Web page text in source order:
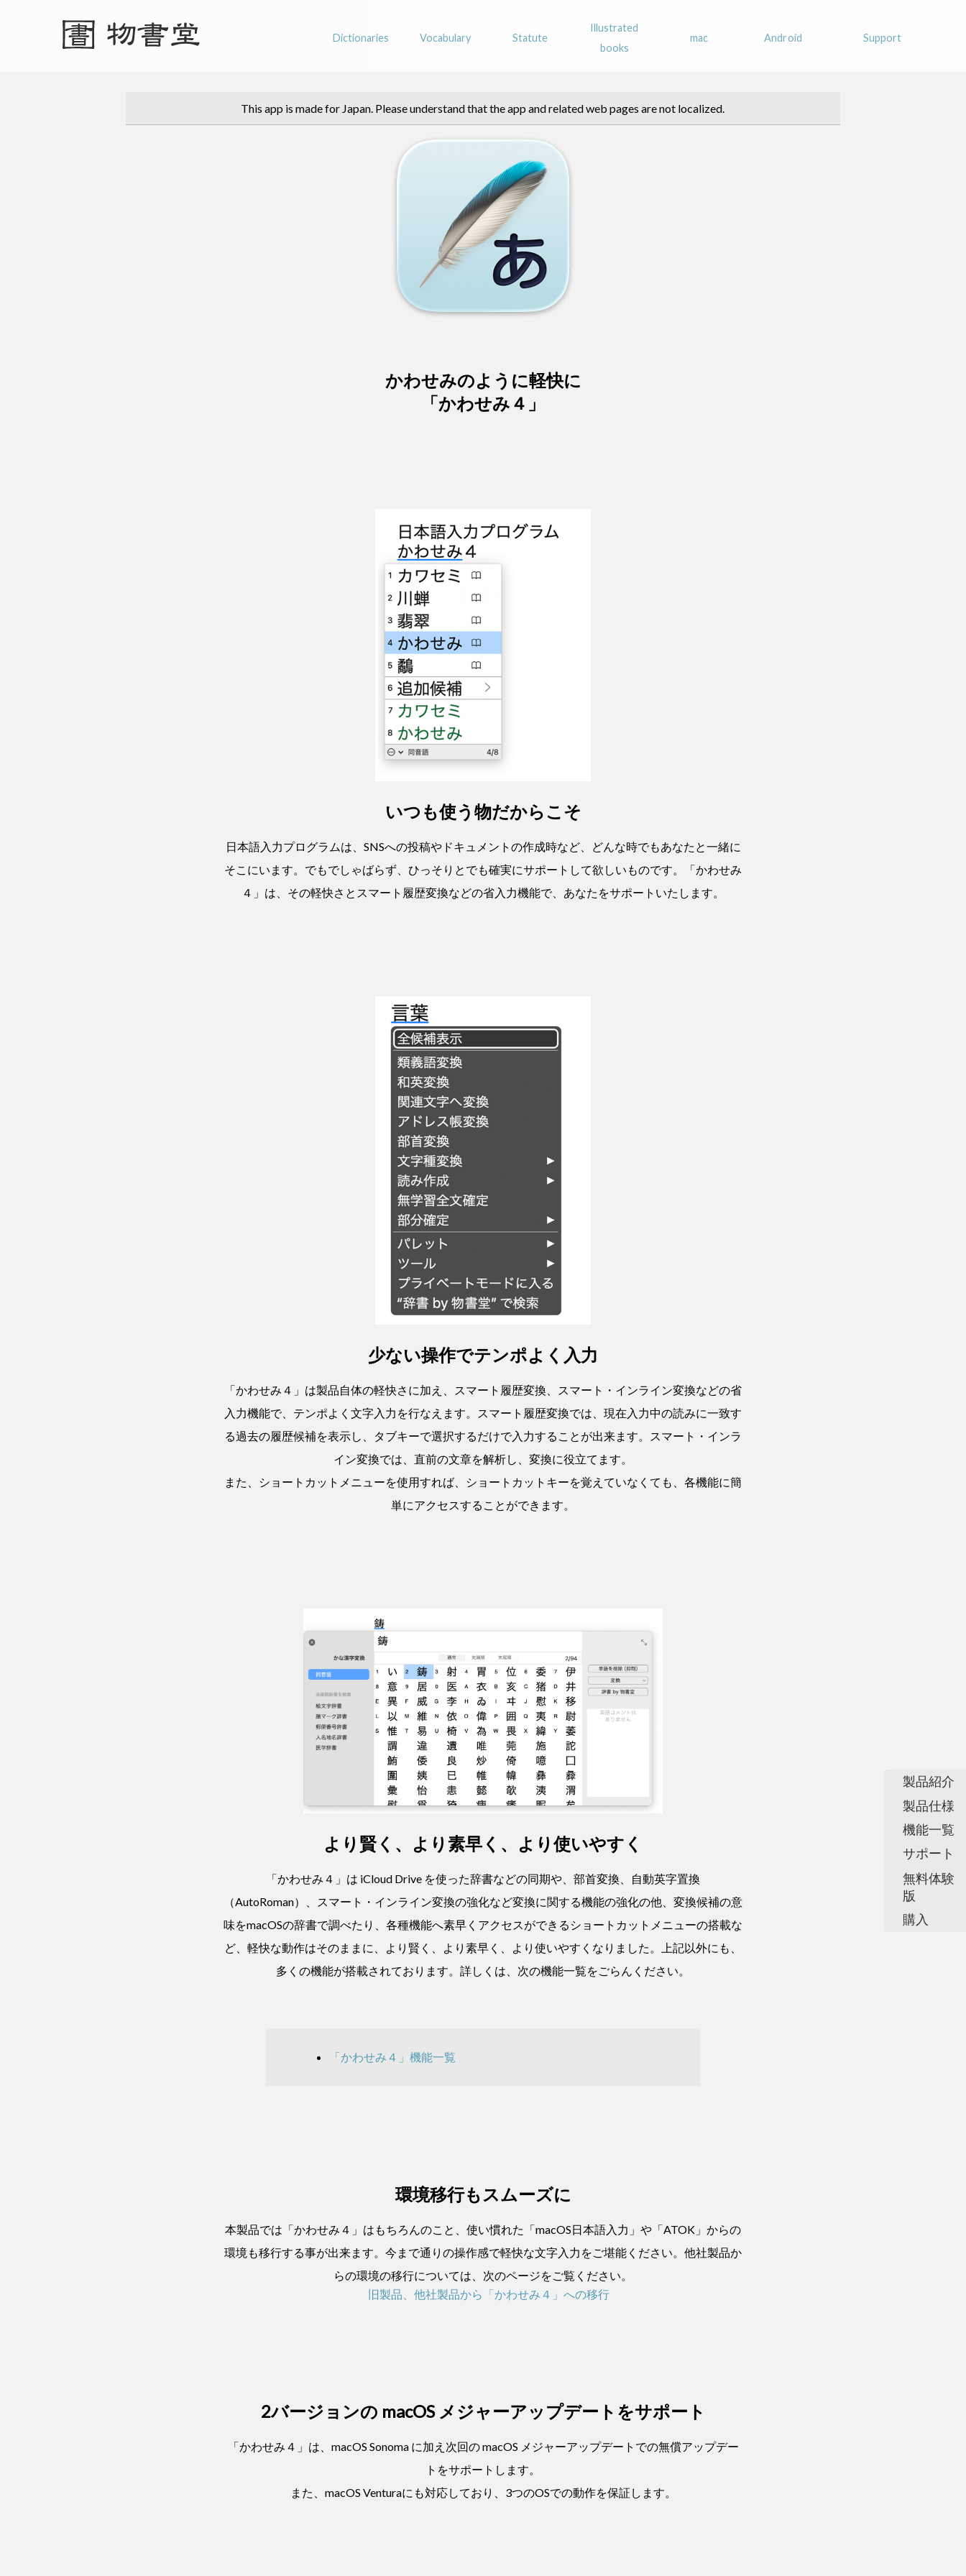
Dictionaries Vocabulary Statute
Illustrated
books
mac Android Support
This app is made for Japan. Please understand that the app and related web pages are not localized.
製品紹介
製品仕様
機能一覧
サポート
無料体験
版
購入
かわせみのように軽快に
「かわせみ４」
いつも使う物だからこそ
日本語入力プログラムは、SNSへの投稿やドキュメントの作成時など、どんな時でもあなたと一緒に
そこにいます。でもでしゃばらず、ひっそりとでも確実にサポートして欲しいものです。「かわせみ
４」は、その軽快さとスマート履歴変換などの省入力機能で、あなたをサポートいたします。
少ない操作でテンポよく入力
「かわせみ４」は製品自体の軽快さに加え、スマート履歴変換、スマート・インライン変換などの省
入力機能で、テンポよく文字入力を行なえます。スマート履歴変換では、現在入力中の読みに一致す
る過去の履歴候補を表示し、タブキーで選択するだけで入力することが出来ます。スマート・インラ
イン変換では、直前の文章を解析し、変換に役立てます。
また、ショートカットメニューを使用すれば、ショートカットキーを覚えていなくても、各機能に簡
単にアクセスすることができます。
より賢く、より素早く、より使いやすく
「かわせみ４」は iCloud Drive を使った辞書などの同期や、部首変換、自動英字置換
（AutoRoman）、スマート・インライン変換の強化など変換に関する機能の強化の他、変換候補の意
味をmacOSの辞書で調べたり、各種機能へ素早くアクセスができるショートカットメニューの搭載な
ど、軽快な動作はそのままに、より賢く、より素早く、より使いやすくなりました。上記以外にも、
多くの機能が搭載されております。詳しくは、次の機能一覧をごらんください。
「かわせみ４」機能一覧
環境移行もスムーズに
本製品では「かわせみ４」はもちろんのこと、使い慣れた「macOS日本語入力」や「ATOK」からの
環境も移行する事が出来ます。今まで通りの操作感で軽快な文字入力をご堪能ください。他社製品か
らの環境の移行については、次のページをご覧ください。
旧製品、他社製品から「かわせみ４」への移行
2バージョンの macOS メジャーアップデートをサポート
「かわせみ４」は、macOS Sonoma に加え次回の macOS メジャーアップデートでの無償アップデー
トをサポートします。
また、macOS Venturaにも対応しており、3つのOSでの動作を保証します。